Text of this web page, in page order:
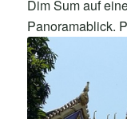
Dim Sum auf
Panoramablick.